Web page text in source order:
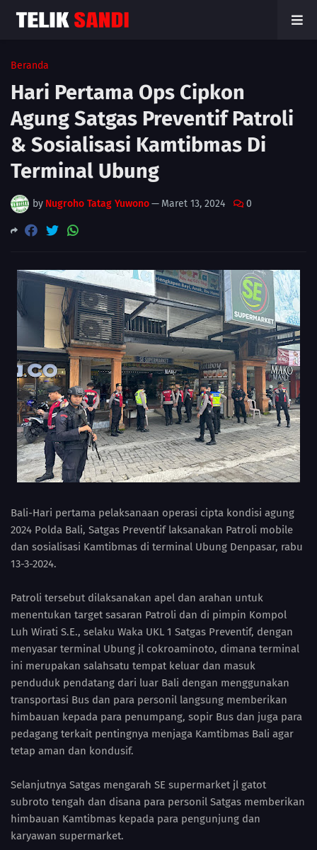
Beranda
Hari Pertama Ops Cipkon
Agung Satgas Preventif Patroli
& Sosialisasi Kamtibmas Di
Terminal Ubung
by Nugroho Tatag Yuwono— Maret 13, 2024 0
Bali-Hari pertama pelaksanaan operasi cipta kondisi agung
2024 Polda Bali, Satgas Preventif laksanakan Patroli mobile
dan sosialisasi Kamtibmas di terminal Ubung Denpasar, rabu
13-3-2024.
Patroli tersebut dilaksanakan apel dan arahan untuk
menentukan target sasaran Patroli dan di pimpin Kompol
Luh Wirati S.E., selaku Waka UKL 1 Satgas Preventif, dengan
menyasar terminal Ubung jl cokroaminoto, dimana terminal
ini merupakan salahsatu tempat keluar dan masuk
penduduk pendatang dari luar Bali dengan menggunakan
transportasi Bus dan para personil langsung memberikan
himbauan kepada para penumpang, sopir Bus dan juga para
pedagang terkait pentingnya menjaga Kamtibmas Bali agar
tetap aman dan kondusif.
Selanjutnya Satgas mengarah SE supermarket jl gatot
subroto tengah dan disana para personil Satgas memberikan
himbauan Kamtibmas kepada para pengunjung dan
karyawan supermarket.